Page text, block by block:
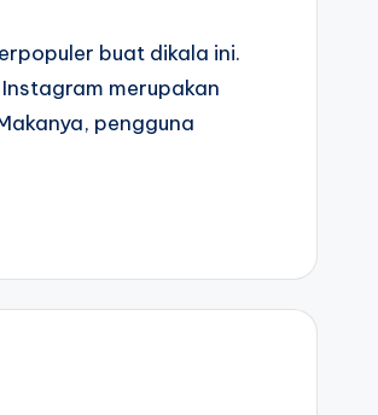
buat dikala ini.
merupakan
pengguna